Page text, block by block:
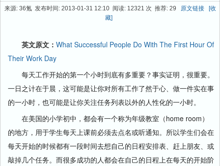
来源: 36氪 发布时间: 2013-01-31 12:10 阅读: 12321 次 推荐: 29 原文链接
[收
藏]
英文原文： What Successful People Do With The First Hour Of
Their Work Day
每天工作开始的第一个小时到底有多重要？事实证明，很重要。
一日之计在于晨，这可能是让你对所有工作了然于心、做一件实在事
的一小时，也可能是让你关注任务列表以外的人性化的一小时。
在美国的小学初中，都会有一个称为年级教室（home room）
的地方，用于学生每天上课前必须去点名或听通知。所以学生们会在
每天开始的时候都有一段时间去想自己的日程安排表、赶上朋友、或
敲掉几个任务。而很多成功的人都会在自己的日程上在每天的开始阶